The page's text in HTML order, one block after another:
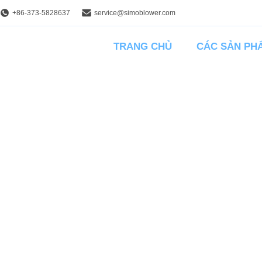
+86-373-5828637 service@simoblower.com
TRANG CHỦ CÁC SẢN